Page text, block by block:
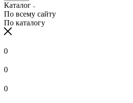
Каталог
По всему сайту
По каталогу
0
0
0